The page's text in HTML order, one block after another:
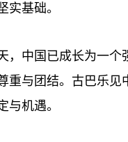
实基础。
，中国已成长为一
重与团结。古巴乐
与机遇。